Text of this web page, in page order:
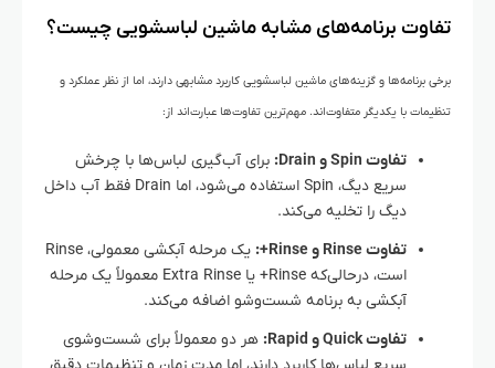
تفاوت برنامه‌های مشابه ماشین لباسشویی چیست؟
برخی برنامه‌ها و گزینه‌های ماشین لباسشویی کاربرد مشابهی دارند، اما از نظر عملکرد و
تنظیمات با یکدیگر متفاوت‌اند. مهم‌ترین تفاوت‌ها عبارت‌اند از:
تفاوت Spin و Drain:
برای آب‌گیری لباس‌ها با چرخش
سریع دیگ، Spin استفاده می‌شود، اما Drain فقط آب داخل
دیگ را تخلیه می‌کند.
تفاوت Rinse و Rinse+:
یک مرحله آبکشی معمولی، Rinse
است، درحالی‌که Rinse+ یا Extra Rinse معمولاً یک مرحله
آبکشی به برنامه شست‌وشو اضافه می‌کند.
تفاوت Quick و Rapid:
هر دو معمولاً برای شست‌وشوی